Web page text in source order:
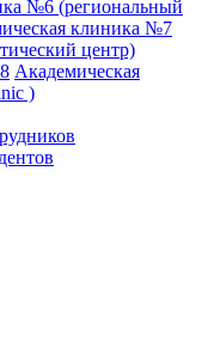
№6 (региональный
клиника №7
центр)
Академическая
)